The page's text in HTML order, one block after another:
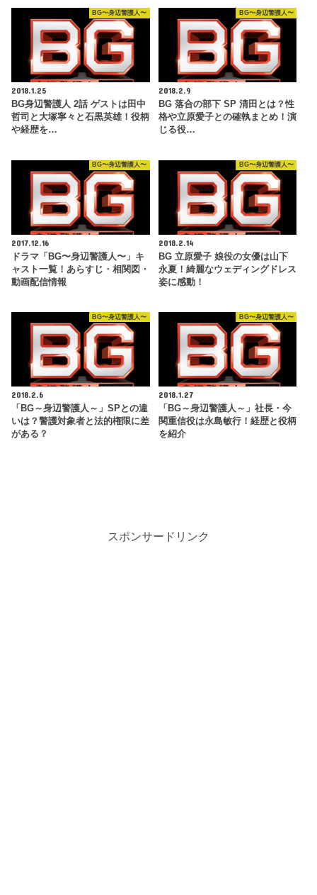
BG〜身辺警護人〜
2018.1.25
BG身辺警護人 2話 ゲストは田中
哲司と大塚寧々と石黒英雄！役柄
や経歴を…
BG〜身辺警護人〜
2018.2.9
BG 落合の部下 SP 清田とは？性
格や立原愛子との確執まとめ！演
じる役…
BG〜身辺警護人〜
2017.12.16
ドラマ「BG〜身辺警護人〜」キ
ャスト一覧！あらすじ・相関図・
動画配信情報
BG〜身辺警護人〜
2018.2.14
BG 立原愛子 娘役の女優は山下
永夏！綺麗なウェディングドレス
姿に感動！
BG〜身辺警護人〜
2018.2.6
「BG～身辺警護人～」SPとの違
いは？警護対象者と法的権限に差
がある？
BG〜身辺警護人〜
2018.1.27
「BG～身辺警護人～」社長・今
関重信役は永島敏行！経歴と役柄
を紹介
スポンサードリンク